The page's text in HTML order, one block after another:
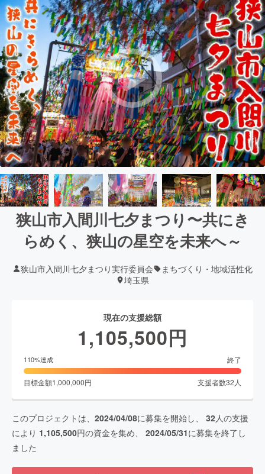
狭山市入間川七夕まつり〜共にき
らめく、狭山の星空を未来へ～
狭山市入間川七夕まつり実行委員会
まちづくり・地域活性化
埼玉県
現在の支援総額
1,105,500円
110%達成 終了
目標金額1,000,000円 支援者数32 人
このプロジェクトは、 2024/04/08に募集を開始し、 32人の支援
により 1,105,500円の資金を集め、 2024/05/31に募集を終了し
ました